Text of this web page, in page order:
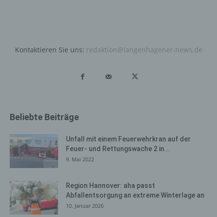
Kontaktieren Sie uns: redaktion@langenhagener-news.de
Beliebte Beiträge
Unfall mit einem Feuerwehrkran auf der
Feuer- und Rettungswache 2 in...
9. Mai 2022
Region Hannover: aha passt
Abfallentsorgung an extreme Winterlage an
10. Januar 2026
Internetbrowsern möglich. Deaktiviert die betroffene
Internetbrowser, sind unter Umständen nicht alle
und Informationen
Die Internetseite erfasst mit jedem Aufruf der
Internetseite durch eine betroffene Person oder ein
automatisiertes System eine Reihe von allgemeinen
Daten und Informationen. Diese allgemeinen Daten und
Informationen werden in den Logfiles des Servers
gespeichert. Erfasst werden können die (1) verwendeten
Browsertypen und Versionen, (2) das vom zugreifenden
System verwendete Betriebssystem, (3) die